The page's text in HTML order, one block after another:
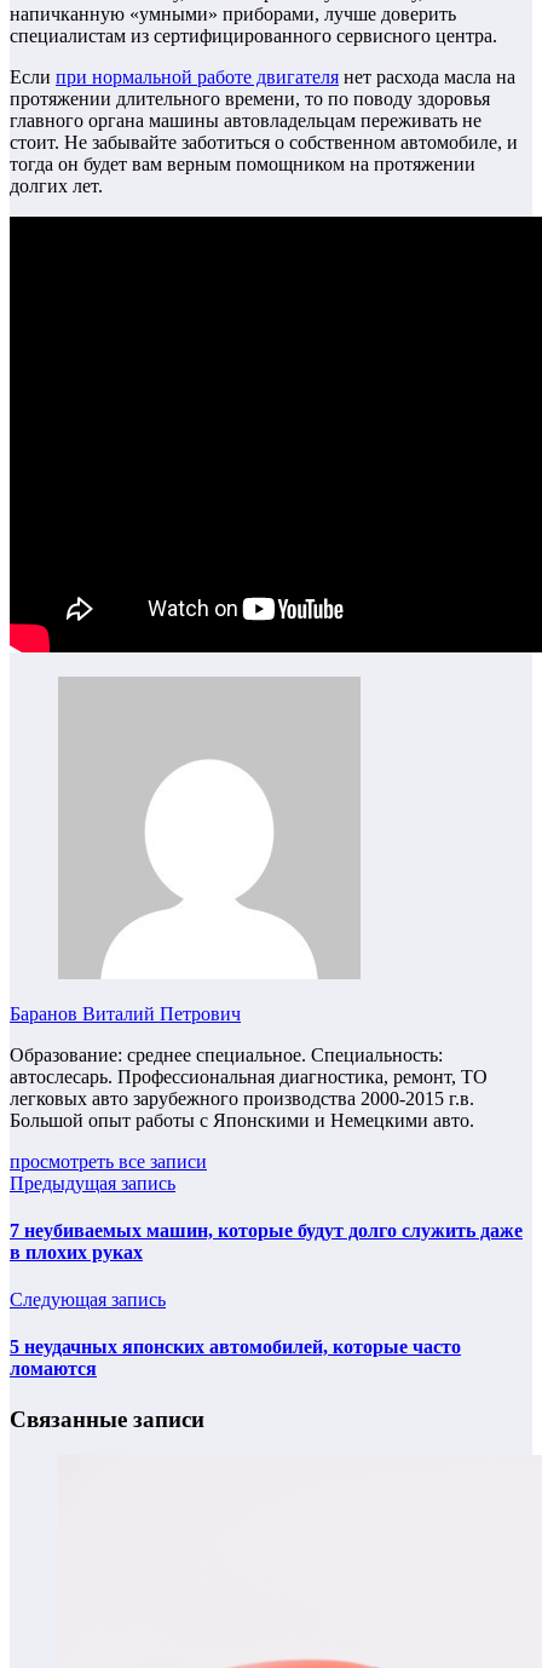
напичканную «умными» приборами, лучше доверить
специалистам из сертифицированного сервисного центра.
Если при нормальной работе двигателя нет расхода масла на
протяжении длительного времени, то по поводу здоровья
главного органа машины автовладельцам переживать не
стоит. Не забывайте заботиться о собственном автомобиле, и
тогда он будет вам верным помощником на протяжении
долгих лет.
Баранов Виталий Петрович
Образование: среднее специальное. Специальность:
автослесарь. Профессиональная диагностика, ремонт, ТО
легковых авто зарубежного производства 2000-2015 г.в.
Большой опыт работы с Японскими и Немецкими авто.
просмотреть все записи
Предыдущая запись
7 неубиваемых машин, которые будут долго служить даже
в плохих руках
Следующая запись
5 неудачных японских автомобилей, которые часто
ломаются
Связанные записи